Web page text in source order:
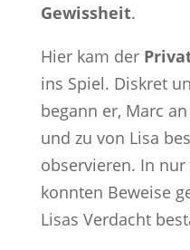
Gewissheit.
Hier kam der
ins Spiel. Diskret
begann er, Marc
und zu von Lisa
observieren. In nur
konnten Beweise
Lisas Verdacht